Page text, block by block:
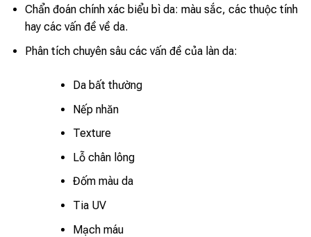
Chẩn đoán chính xác biểu bì da: màu sắc, các thuộc tính
hay các vấn đề về da.
Phân tích chuyên sâu các vấn đề của làn da:
Da bất thường
Nếp nhăn
Texture
Lỗ chân lông
Đốm màu da
Tia UV
Mạch máu